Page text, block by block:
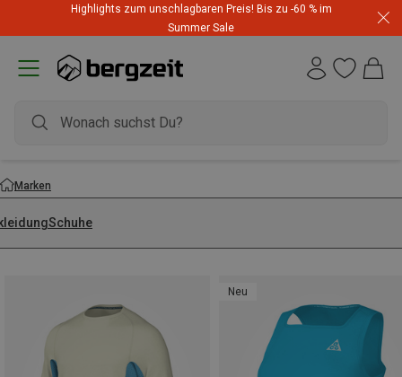
Highlights zum unschlagbaren Preis! Bis zu -60 % im
Summer Sale
Marken
Schuhe
Neu